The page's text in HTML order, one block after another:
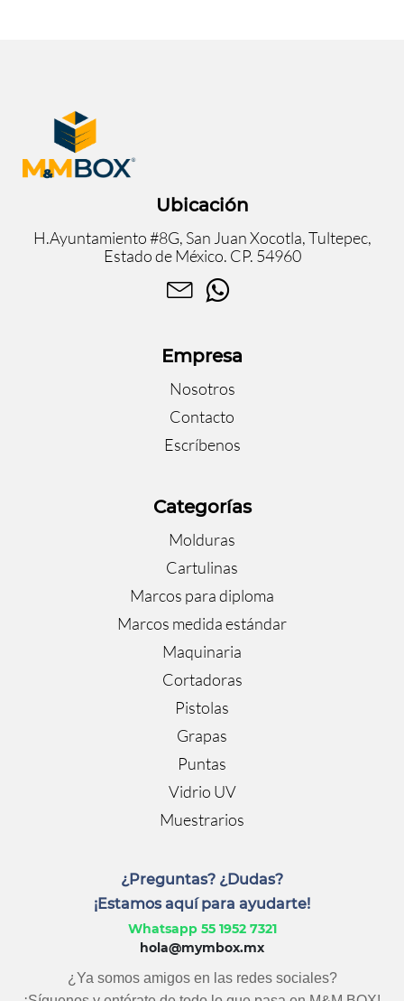
Ubicación
H.Ayuntamiento #8G, San Juan Xocotla, Tultepec,
Estado de México. CP. 54960
Empresa
Nosotros
Contacto
Escríbenos
Categorías
Molduras
Cartulinas
Marcos para diploma
Marcos medida estándar
Maquinaria
Cortadoras
Pistolas
Grapas
Puntas
Vidrio UV
Muestrarios
¿Preguntas? ¿Dudas?
¡Estamos aquí para ayudarte!
Whatsapp 55 1952 7321
hola@mymbox.mx
¿Ya somos amigos en las redes sociales?